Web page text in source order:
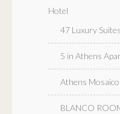
Hotel
47 Luxury Suites
5 in Athens
Athens
BLANCO